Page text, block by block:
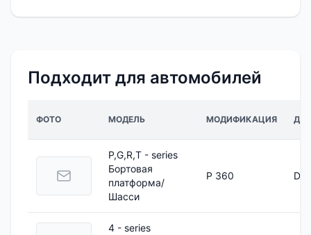
Подходит для автомобилей
ФОТО МОДЕЛЬ МОДИФИКАЦИЯ
P,G,R,T - series
Бортовая
платформа/
Шасси
P 360 DC
4 - series